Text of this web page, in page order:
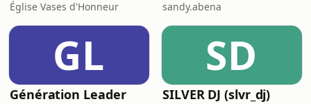
Église Vases d'Honneur sandy.abena
GL
Génération Leader
SD
SILVER DJ (slvr_dj)